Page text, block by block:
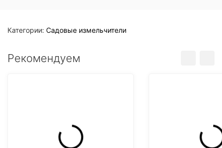
Категории: Садовые измельчители
Рекомендуем